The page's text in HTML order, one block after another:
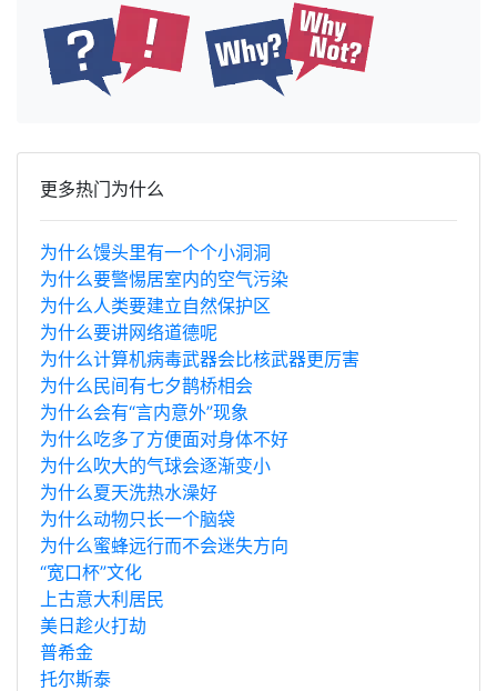
更多热门为什么
为什么馒头里有一个个小洞洞
为什么要警惕居室内的空气污染
为什么人类要建立自然保护区
为什么要讲网络道德呢
为什么计算机病毒武器会比核武器更厉害
为什么民间有七夕鹊桥相会
为什么会有“言内意外”现象
为什么吃多了方便面对身体不好
为什么吹大的气球会逐渐变小
为什么夏天洗热水澡好
为什么动物只长一个脑袋
为什么蜜蜂远行而不会迷失方向
“宽口杯”文化
上古意大利居民
美日趁火打劫
普希金
托尔斯泰